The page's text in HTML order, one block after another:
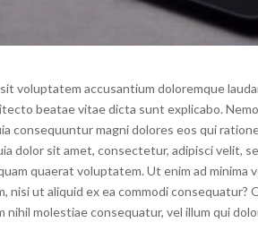
voluptatem accusantium doloremque
beatae vitae dicta sunt explicabo.
consequuntur magni dolores eos qui
dolor sit amet, consectetur, adipisci velit,
quaerat voluptatem. Ut enim ad minima
nisi ut aliquid ex ea commodi consequatur?
molestiae consequatur, vel illum qui